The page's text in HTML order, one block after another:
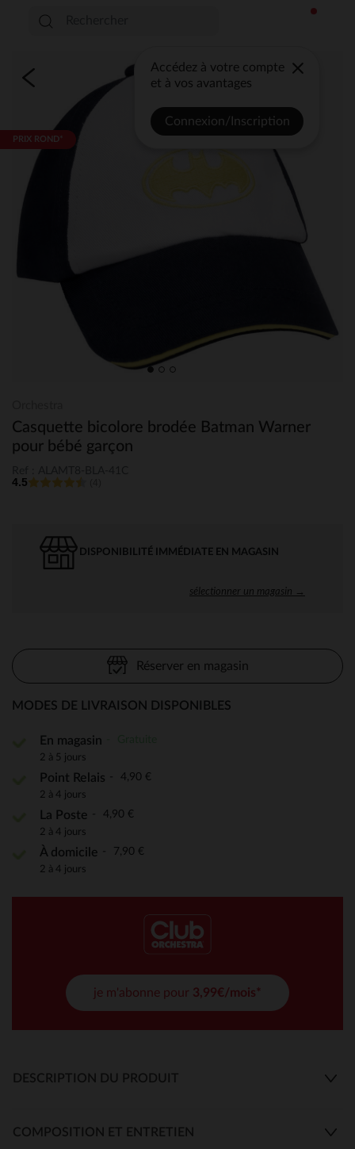
Accédez à votre compte
et à vos avantages
Connexion/Inscription
PRIX ROND*
Casquette bicolore brodée Batman Warner
pour bébé garçon
4.5
DISPONIBILITÉ IMMÉDIATE EN MAGASIN
sélectionner un magasin →
Réserver en magasin
MODES DE LIVRAISON DISPONIBLES
En magasin
2 à 5 jours
Point Relais 4,90 €
2 à 4 jours
La Poste 4,90 €
2 à 4 jours
À domicile 7,90 €
2 à 4 jours
je m'abonne pour 3,99€/mois*
DESCRIPTION DU PRODUIT
COMPOSITION ET ENTRETIEN